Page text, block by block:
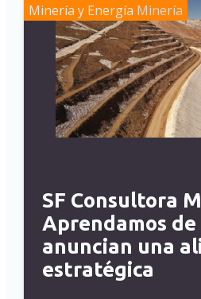
Minería y Energía Minería
SF Consultora
Aprendamos
anuncian una
estratégica